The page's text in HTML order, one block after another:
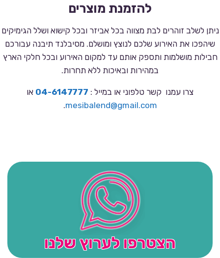
להזמנת מוצרים
ניתן לשלב זוהרים לבת מצווה בכל אביזר ובכל קישוא ושלל הגימיקים
שיהפכו את האירוע שלכם לנוצץ ומושלם. מסיבלנד תיבנה עבורכם
חבילות מושלמות ותספק אותם עד למקום האירוע ובכל חלקי הארץ
במהירות ובאיכות ללא תחרות.
צרו עמנו קשר טלפוני או במייל : 04-6147777 או
mesibalend@gmail.com
.
הצטרפו לערוץ שלנו